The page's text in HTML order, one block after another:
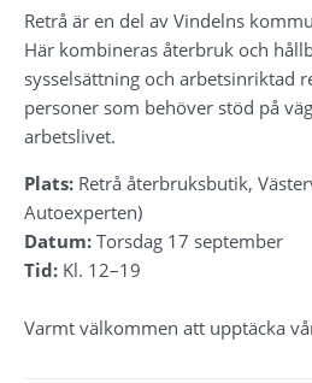
Retrå är en del av Vindelns
Här kombineras återbruk och
sysselsättning och arbetsinriktad
personer som behöver stöd på
arbetslivet.
Plats: Retrå återbruksbutik,
Autoexperten)
Datum: Torsdag 17 september
Tid: Kl. 12–19
Varmt välkommen att upptäcka